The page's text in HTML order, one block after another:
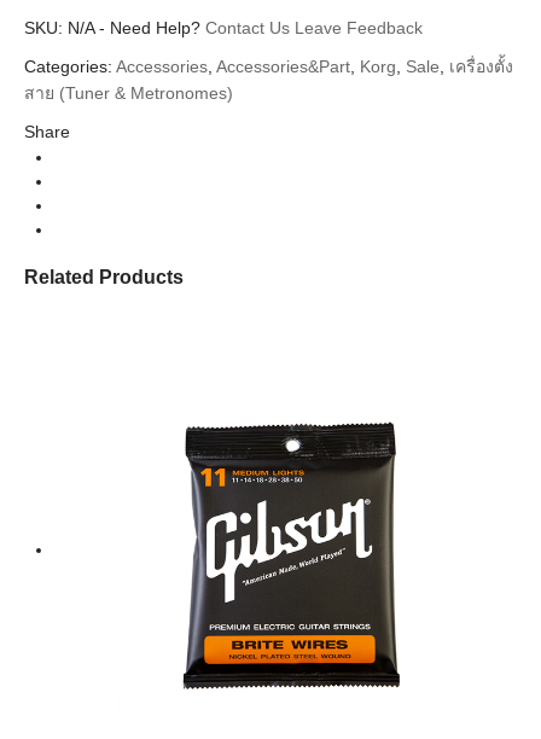
SKU: N/A- Need Help? Contact Us Leave Feedback
Categories: Accessories Accessories&Part Korg Sale
เครื่องตั้ง
สาย (Tuner & Metronomes)
Share
Related Products